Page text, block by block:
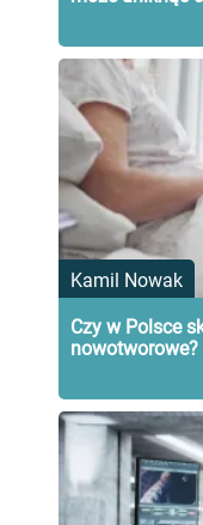
Kamil Nowak
Czy w Polsce
nowotworowe?